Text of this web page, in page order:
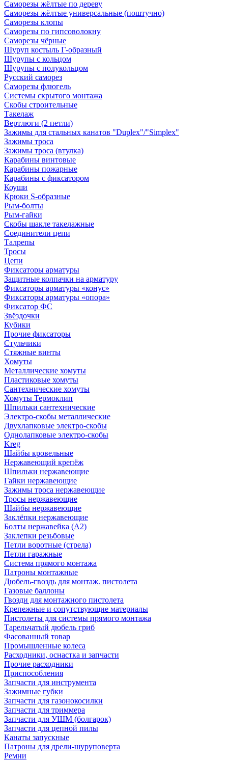
Саморезы жёлтые по дереву
Саморезы жёлтые универсальные (поштучно)
Саморезы клопы
Саморезы по гипсоволокну
Саморезы чёрные
Шуруп костыль Г-образный
Шурупы с кольцом
Шурупы с полукольцом
Русский саморез
Саморезы флюгель
Системы скрытого монтажа
Скобы строительные
Такелаж
Вертлюги (2 петли)
Зажимы для стальных канатов "Duplex"/"Simplex"
Зажимы троса
Зажимы троса (втулка)
Карабины винтовые
Карабины пожарные
Карабины с фиксатором
Коуши
Крюки S-образные
Рым-болты
Рым-гайки
Скобы шакле такелажные
Соединители цепи
Талрепы
Тросы
Цепи
Фиксаторы арматуры
Защитные колпачки на арматуру
Фиксаторы арматуры «конус»
Фиксаторы арматуры «опора»
Фиксатор ФС
Звёздочки
Кубики
Прочие фиксаторы
Стульчики
Стяжные винты
Хомуты
Металлические хомуты
Пластиковые хомуты
Сантехнические хомуты
Хомуты Термоклип
Шпильки сантехнические
Электро-скобы металлические
Двухлапковые электро-скобы
Однолапковые электро-скобы
Kreg
Шайбы кровельные
Нержавеющий крепёж
Шпильки нержавеющие
Гайки нержавеющие
Зажимы троса нержавеющие
Тросы нержавеющие
Шайбы нержавеющие
Заклёпки нержавеющие
Болты нержавейка (А2)
Заклепки резьбовые
Петли воротные (стрела)
Петли гаражные
Система прямого монтажа
Патроны монтажные
Дюбель-гвоздь для монтаж. пистолета
Газовые баллоны
Гвозди для монтажного пистолета
Крепежные и сопутствующие материалы
Пистолеты для системы прямого монтажа
Тарельчатый дюбель гриб
Фасованный товар
Промышленные колеса
Расходники, оснастка и запчасти
Прочие расходники
Приспособления
Запчасти для инструмента
Зажимные губки
Запчасти для газонокосилки
Запчасти для триммера
Запчасти для УШМ (болгарок)
Запчасти для цепной пилы
Канаты запускные
Патроны для дрели-шуруповерта
Ремни